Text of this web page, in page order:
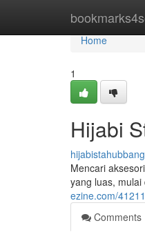
Home
Home
1
Hijabi
Mencari
yang luas,
ezine.com/
Comments